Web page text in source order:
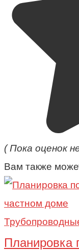
( Пока оценок
Вам также
Планировка